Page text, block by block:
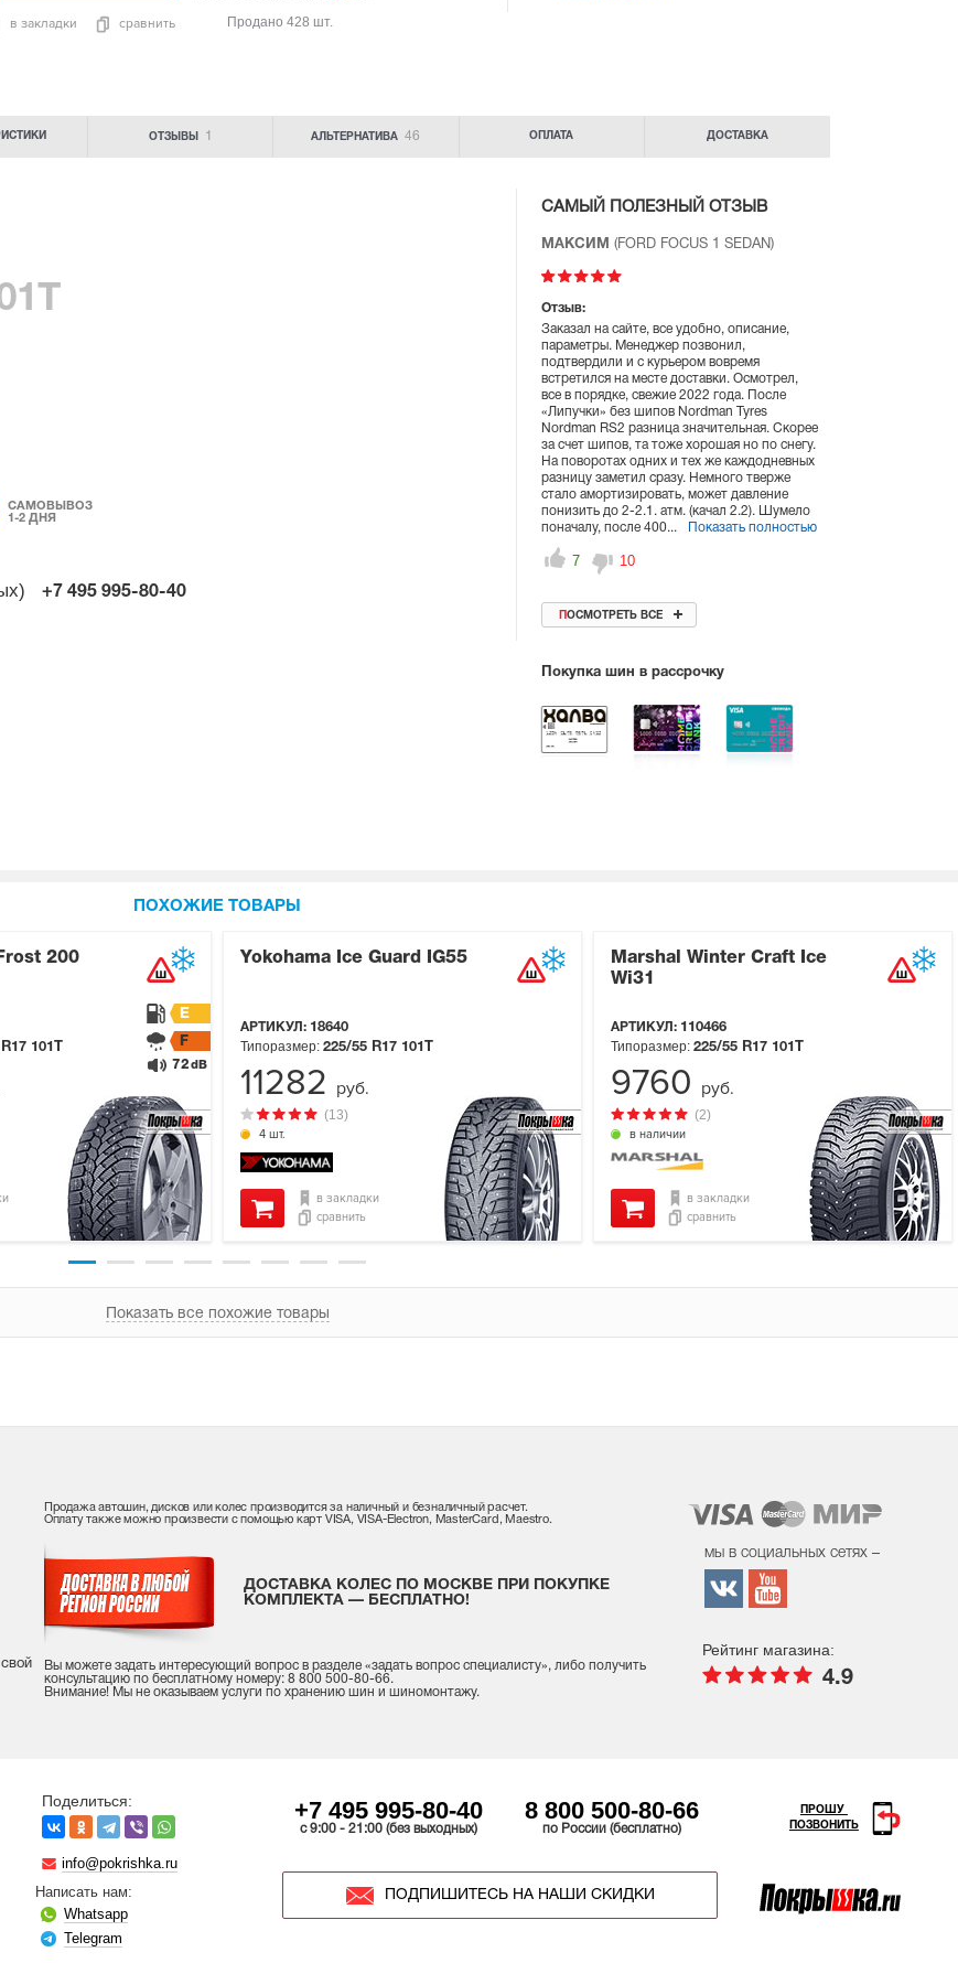
в закладки сравнить Продано 428 шт.
ОТЗЫВЫ 1 АЛЬТЕРНАТИВА 46 ОПЛАТА ДОСТАВКА
САМОВЫВОЗ
1-2 ДНЯ
+7 495 995-80-40
САМЫЙ ПОЛЕЗНЫЙ ОТЗЫВ
МАКСИМ (FORD FOCUS 1 SEDAN)
Отзыв:
Заказал на сайте, все удобно, описание,
параметры. Менеджер позвонил,
подтвердили и с курьером вовремя
встретился на месте доставки. Осмотрел,
все в порядке, свежие 2022 года. После
«Липучки» без шипов Nordman Tyres
Nordman RS2 разница значительная. Скорее
за счет шипов, та тоже хорошая но по снегу.
На поворотах одних и тех же каждодневных
разницу заметил сразу. Немного тверже
стало амортизировать, может давление
понизить до 2-2.1. атм. (качал 2.2). Шумело
поначалу, после 400...
Показать полностью
7 10
ПОСМОТРЕТЬ ВСЕ
Покупка шин в рассрочку
ПОХОЖИЕ ТОВАРЫ
200
101T
E
F
72 dB
Yokohama Ice Guard IG55
АРТИКУЛ: 18640
4 шт.
(13)
Типоразмер: 225/55 R17 101T
в закладки
сравнить
11282 руб.
Marshal Winter Craft Ice
Wi31
АРТИКУЛ: 110466
в наличии
(2)
Типоразмер: 225/55 R17 101T
в закладки
сравнить
9760 руб.
Показать все похожие товары
Продажа автошин, дисков или колес производится за наличный и безналичный расчет.
Оплату также можно произвести с помощью карт VISA, VISA-Electron, MasterCard, Maestro.
ДОСТАВКА КОЛЕС ПО МОСКВЕ ПРИ ПОКУПКЕ
КОМПЛЕКТА — БЕСПЛАТНО!
Вы можете задать интересующий вопрос в разделе «задать вопрос специалисту», либо получить
консультацию по бесплатному номеру: 8 800 500-80-66.
Внимание! Мы не оказываем услуги по хранению шин и шиномонтажу.
мы в социальных сетях –
Рейтинг магазина:
4.9
Поделиться:
info@pokrishka.ru
Написать нам:
Whatsapp
Telegram
+7 495 995-80-40
c 9:00 - 21:00 (без выходных)
8 800 500-80-66
по России (бесплатно)
ПОДПИШИТЕСЬ НА НАШИ СКИДКИ
ПРОШУ
ПОЗВОНИТЬ